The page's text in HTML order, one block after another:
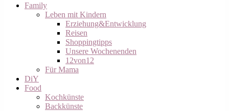
Family
Leben mit Kindern
Erziehung&Entwicklung
Reisen
Shoppingtipps
Unsere Wochenenden
12von12
Für Mama
DiY
Food
Kochkünste
Backkünste